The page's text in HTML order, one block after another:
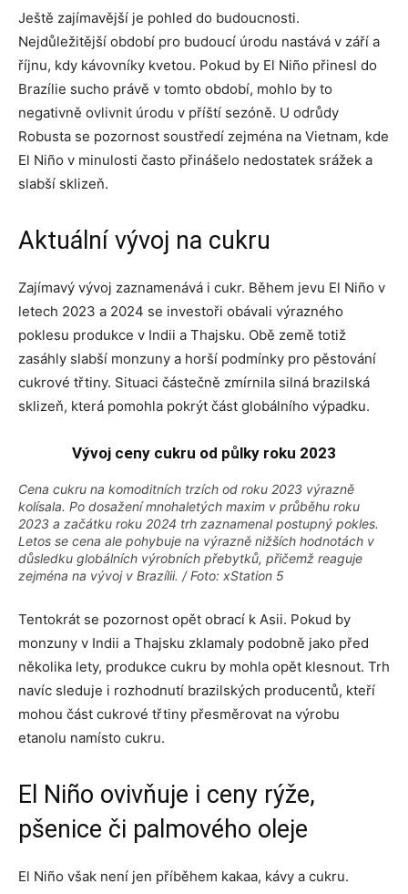
Ještě zajímavější je pohled do budoucnosti.
Nejdůležitější období pro budoucí úrodu nastává v září a
říjnu, kdy kávovníky kvetou. Pokud by El Niño přinesl do
Brazílie sucho právě v tomto období, mohlo by to
negativně ovlivnit úrodu v příští sezóně. U odrůdy
Robusta se pozornost soustředí zejména na Vietnam, kde
El Niño v minulosti často přinášelo nedostatek srážek a
slabší sklizeň.
Aktuální vývoj na cukru
Zajímavý vývoj zaznamenává i cukr. Během jevu El Niño v
letech 2023 a 2024 se investoři obávali výrazného
poklesu produkce v Indii a Thajsku. Obě země totiž
zasáhly slabší monzuny a horší podmínky pro pěstování
cukrové třtiny. Situaci částečně zmírnila silná brazilská
sklizeň, která pomohla pokrýt část globálního výpadku.
Vývoj ceny cukru od půlky roku 2023
Cena cukru na komoditních trzích od roku 2023 výrazně
kolísala. Po dosažení mnohaletých maxim v průběhu roku
2023 a začátku roku 2024 trh zaznamenal postupný pokles.
Letos se cena ale pohybuje na výrazně nižších hodnotách v
důsledku globálních výrobních přebytků, přičemž reaguje
zejména na vývoj v Brazílii. / Foto: xStation 5
Tentokrát se pozornost opět obrací k Asii. Pokud by
monzuny v Indii a Thajsku zklamaly podobně jako před
několika lety, produkce cukru by mohla opět klesnout. Trh
navíc sleduje i rozhodnutí brazilských producentů, kteří
mohou část cukrové třtiny přesměrovat na výrobu
etanolu namísto cukru.
El Niño ovivňuje i ceny rýže,
pšenice či palmového oleje
El Niño však není jen příběhem kakaa, kávy a cukru.